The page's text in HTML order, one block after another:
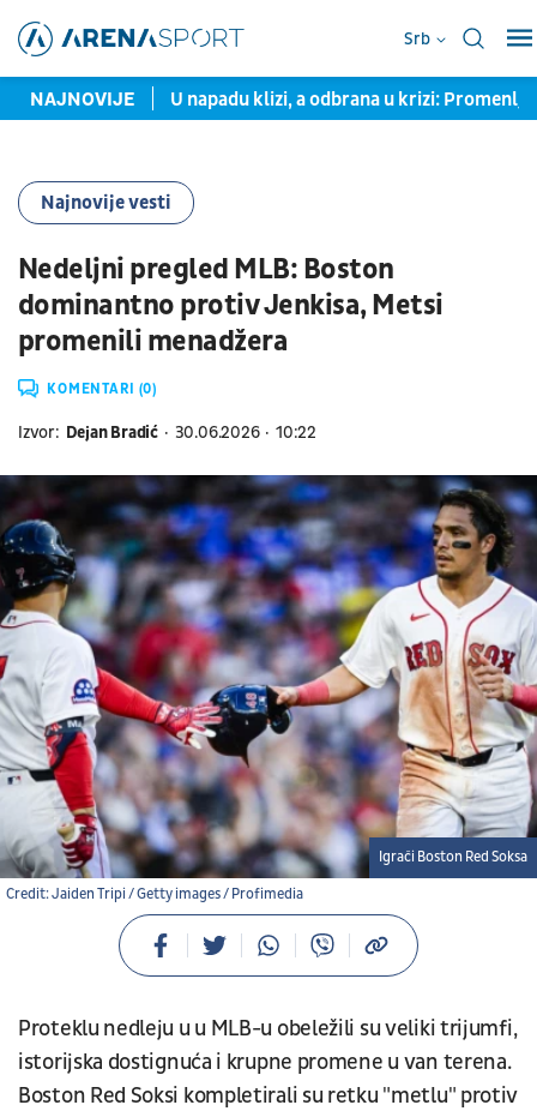
Srb
NAJNOVIJEU napadu klizi, a odbrana u krizi: Promenljivi Sek i
Najnovije vesti
Nedeljni pregled MLB: Boston
dominantno protiv Jenkisa, Metsi
promenili menadžera
KOMENTARI (0)
Izvor: Dejan Bradić 30.06.2026 10:22
Credit: Jaiden Tripi / Getty images / Profimedia
Igrači Boston Red Soksa
Proteklu nedleju u u MLB-u obeležili su veliki trijumfi,
istorijska dostignuća i krupne promene u van terena.
Boston Red Soksi kompletirali su retku "metlu" protiv